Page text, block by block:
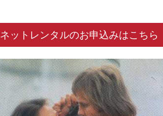
ネットレンタルのお申込みはこちら